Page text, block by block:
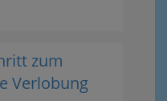
zum
Verlobung